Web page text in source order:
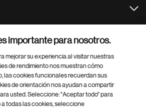
importante para nosotros.
mejorar su experiencia al visitar nuestras
de rendimiento nos muestran cómo
las cookies funcionales recuerdan sus
de orientación nos ayudan a compartir
usted. Seleccione: "Aceptar todo" para
todas las cookies, seleccione